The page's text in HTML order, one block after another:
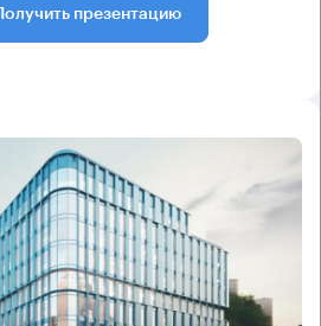
Получить презентацию